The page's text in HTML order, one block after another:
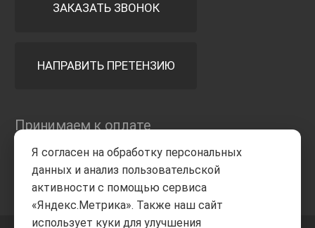
ЗАКАЗАТЬ ЗВОНОК
НАПРАВИТЬ ПРЕТЕНЗИЮ
Принимаем к оплате
Я согласен на обработку персональных
данных и анализ пользовательской
активности с помощью сервиса
«Яндекс.Метрика». Также наш сайт
использует куки для улучшения